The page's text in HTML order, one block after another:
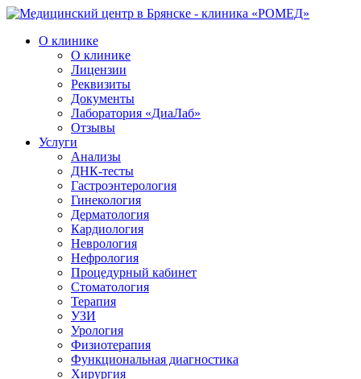
О клинике
О клинике
Лицензии
Реквизиты
Документы
Лаборатория «ДиаЛаб»
Отзывы
Услуги
Анализы
ДНК-тесты
Гастроэнтерология
Гинекология
Дерматология
Кардиология
Неврология
Нефрология
Процедурный кабинет
Стоматология
Терапия
УЗИ
Урология
Физиотерапия
Функциональная диагностика
Хирургия